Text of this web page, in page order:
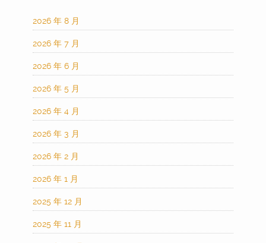
2026 年 8 月
2026 年 7 月
2026 年 6 月
2026 年 5 月
2026 年 4 月
2026 年 3 月
2026 年 2 月
2026 年 1 月
2025 年 12 月
2025 年 11 月